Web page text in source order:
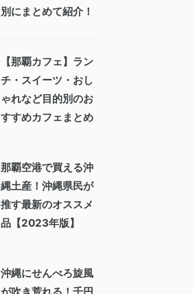
別にまとめて紹介！
【那覇カフェ】ラン
チ・スイーツ・おし
ゃれなど目的別のお
すすめカフェまとめ
那覇空港で買える沖
縄土産！沖縄県民が
推す最新のオススメ
品【2023年版】
沖縄にせんべろ旋風